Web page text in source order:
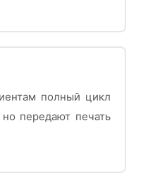
полный цикл
но передают печать